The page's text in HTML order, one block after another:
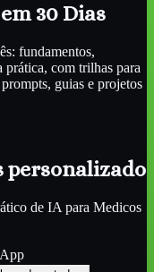
30 Dias
fundamentos,
prática, com trilhas para
guias e projetos
personalizado
de IA para Medicos